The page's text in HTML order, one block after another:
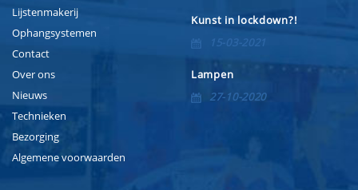
Lijstenmakerij
Ophangsystemen
Contact
Over ons
Nieuws
Technieken
Bezorging
Algemene voorwaarden
Kunst in lockdown?!
15-03-2021
Lampen
27-10-2020